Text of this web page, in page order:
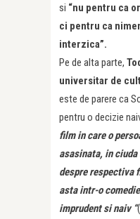
si “nu pentru ca
ci pentru ca
interzica”.
Pe de alta parte,
universitar de
este de parere ca
pentru o decizie
film in care o
asasinata, in ciuda
despre respectiva
asta intr-o
imprudent si naiv “